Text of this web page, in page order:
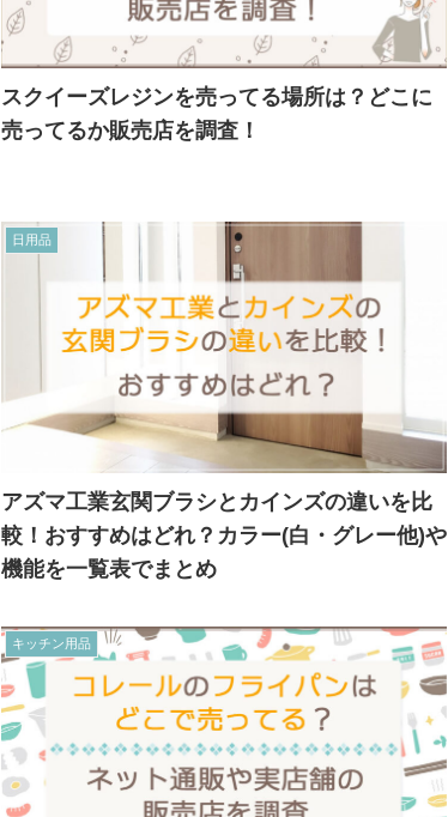
スクイーズレジンを売ってる場所は？どこに
売ってるか販売店を調査！
日用品
アズマ工業玄関ブラシとカインズの違いを比
較！おすすめはどれ？カラー(白・グレー他)や
機能を一覧表でまとめ
キッチン用品